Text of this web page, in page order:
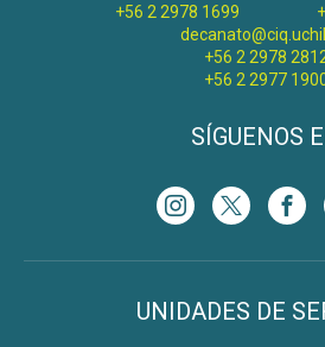
+56 2 2978 1699
+56 2 2978
+56 2 2977
SÍGUENOS
UNIDADES DE